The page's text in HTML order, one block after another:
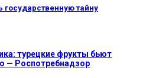
тайну
турецкие фрукты бьют
— Роспотребнадзор